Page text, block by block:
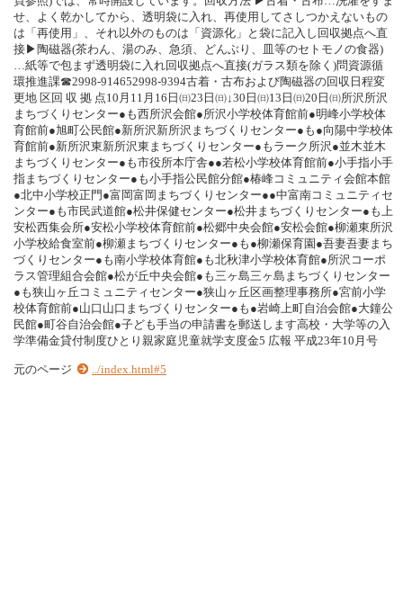
せ、よく乾かしてから、透明袋に入れ、再使用してさしつかえないもの
は「再使用」、それ以外のものは「資源化」と袋に記入し回収拠点へ直
接▶陶磁器(茶わん、湯のみ、急須、どんぶり、皿等のセトモノの食器)
…紙等で包まず透明袋に入れ回収拠点へ直接(ガラス類を除く)問資源循
環推進課☎2998-914652998-9394古着・古布および陶磁器の回収日程変
更地 区回 収 拠 点10月11月16日㈰23日㈰↓30日㈰13日㈰20日㈰所沢所沢
まちづくりセンター●も西所沢会館●所沢小学校体育館前●明峰小学校体
育館前●旭町公民館●新所沢新所沢まちづくりセンター●も●向陽中学校体
育館前●新所沢東新所沢東まちづくりセンター●もラーク所沢●並木並木
まちづくりセンター●も市役所本庁舎●●若松小学校体育館前●小手指小手
指まちづくりセンター●も小手指公民館分館●椿峰コミュニティ会館本館
●北中小学校正門●富岡富岡まちづくりセンター●●中富南コミュニティセ
ンター●も市民武道館●松井保健センター●松井まちづくりセンター●も上
安松西集会所●安松小学校体育館前●松郷中央会館●安松会館●柳瀬東所沢
小学校給食室前●柳瀬まちづくりセンター●も●柳瀬保育園●吾妻吾妻まち
づくりセンター●も南小学校体育館●も北秋津小学校体育館●所沢コーポ
ラス管理組合会館●松が丘中央会館●も三ヶ島三ヶ島まちづくりセンター
●も狭山ヶ丘コミュニティセンター●狭山ヶ丘区画整理事務所●宮前小学
校体育館前●山口山口まちづくりセンター●も●岩崎上町自治会館●大鐘公
民館●町谷自治会館●子ども手当の申請書を郵送します高校・大学等の入
学準備金貸付制度ひとり親家庭児童就学支度金5 広報 平成23年10月号
元のページ ../index.html#5